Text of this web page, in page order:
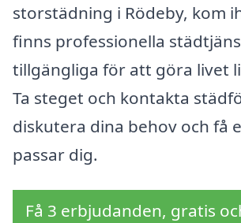
storstädning i Rödeby, kom
finns professionella
tillgängliga för att göra livet
Ta steget och kontakta
diskutera dina behov och få
passar dig.
Få 3 erbjudanden, gratis